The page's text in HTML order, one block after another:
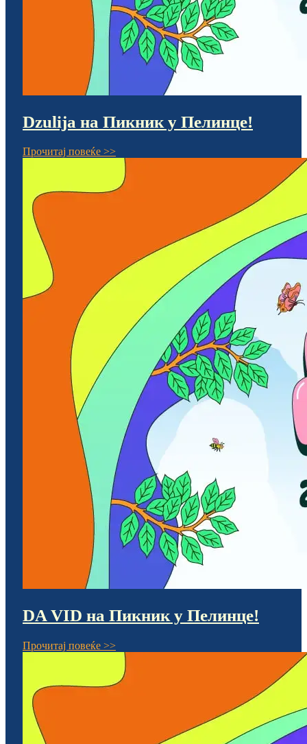
Dzulija на Пикник у Пелинце!
Прочитај повеќе >>
DA VID на Пикник у Пелинце!
Прочитај повеќе >>